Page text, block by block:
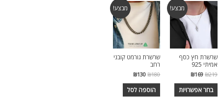
מבצע!
שרשרת חץ כסף
אמיתי 925
₪219
₪169
בחר אפשרויות
מבצע!
שרשרת גורמט קובני
רחב
₪180
₪130
הוספה לסל